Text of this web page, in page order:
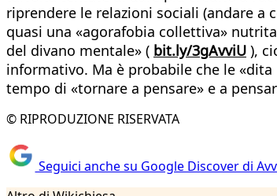
riprendere le relazioni sociali (andare a
quasi una «agorafobia collettiva»
del divano mentale» ( bit.ly/3gAvviU ),
informativo. Ma è probabile che le
tempo di «tornare a pensare» e a
© RIPRODUZIONE RISERVATA
Seguici anche su Google Discover di